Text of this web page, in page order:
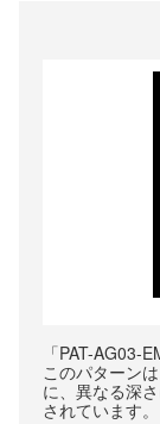
「PAT-AG03-
このパターン
に、異なる深
されています